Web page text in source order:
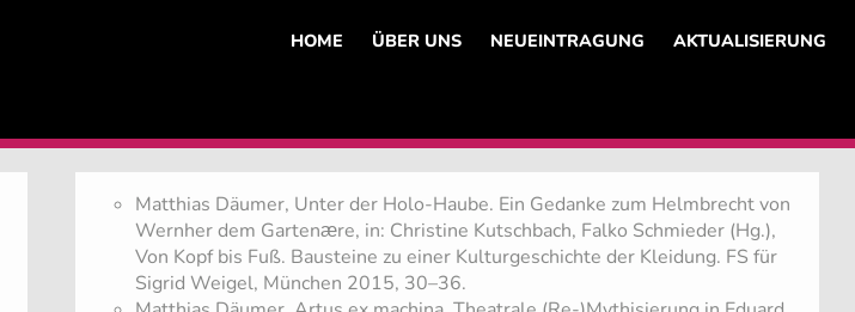
HOME ÜBER UNS NEUEINTRAGUNG AKTUALISIERUNG
Matthias Däumer, Unter der Holo-Haube. Ein Gedanke zum Helmbrecht von
Wernher dem Gartenӕre, in: Christine Kutschbach, Falko Schmieder (Hg.),
Von Kopf bis Fuß. Bausteine zu einer Kulturgeschichte der Kleidung. FS für
Sigrid Weigel, München 2015, 30–36.